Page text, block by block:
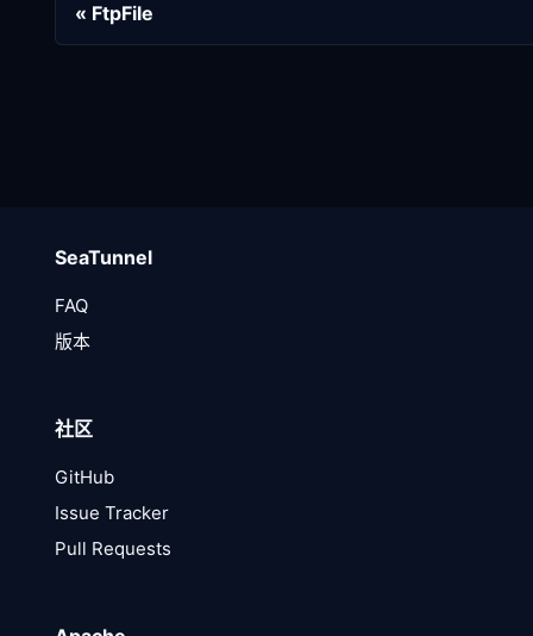
FtpFile
SeaTunnel
FAQ
版本
社区
GitHub
Issue Tracker
Pull Requests